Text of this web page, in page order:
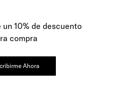
10% de descuento
compra
Ahora